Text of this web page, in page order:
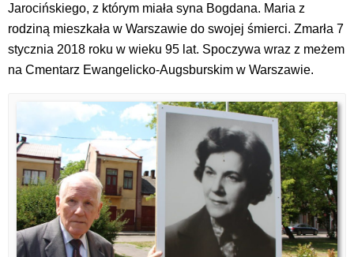
Jarocińskiego, z którym miała syna Bogdana. Maria z
rodziną mieszkała w Warszawie do swojej śmierci. Zmarła 7
stycznia 2018 roku w wieku 95 lat. Spoczywa wraz z meżem
na Cmentarz Ewangelicko-Augsburskim w Warszawie.